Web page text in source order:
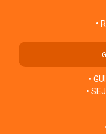
•
•
•